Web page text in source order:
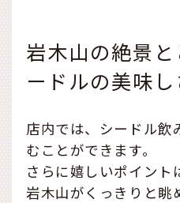
岩木山の絶景
ードルの美味し
店内では、シードル飲
むことができます。
さらに嬉しいポイント
岩木山がくっきりと眺